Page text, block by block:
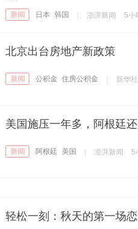
新闻 日本 韩国 澎湃新闻 5小
北京出台房地产新政策
新闻 公积金 住房公积金 新华社
美国施压一年多，阿根廷
新闻 阿根廷 美国 澎湃新闻 5
轻松一刻：秋天的第一场